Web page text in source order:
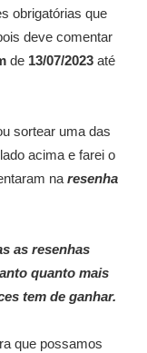
obrigatórias que
deve comentar
de 13/07/2023até
sortear uma das
acima e farei o
na resenha
as resenhas
quanto mais
tem de ganhar.
que possamos